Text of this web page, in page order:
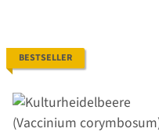
BESTSELLER